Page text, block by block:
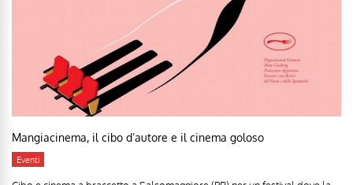
Mangiacinema, il cibo d’autore e il cinema goloso
Eventi